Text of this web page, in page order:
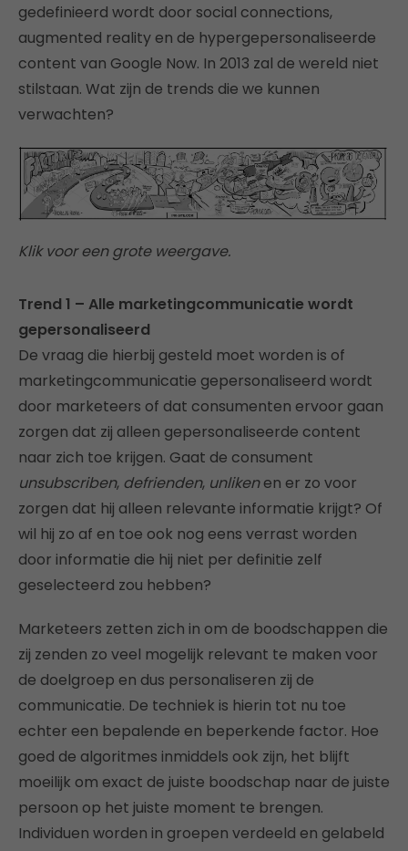
gedefinieerd wordt door social connections,
augmented reality en de hypergepersonaliseerde
content van Google Now. In 2013 zal de wereld niet
stilstaan. Wat zijn de trends die we kunnen
verwachten?
Klik voor een grote weergave.
Trend 1 – Alle marketingcommunicatie wordt
gepersonaliseerd
De vraag die hierbij gesteld moet worden is of
marketingcommunicatie gepersonaliseerd wordt
door marketeers of dat consumenten ervoor gaan
zorgen dat zij alleen gepersonaliseerde content
naar zich toe krijgen. Gaat de consument
unsubscriben, defrienden, unlikenen er zo voor
zorgen dat hij alleen relevante informatie krijgt? Of
wil hij zo af en toe ook nog eens verrast worden
door informatie die hij niet per definitie zelf
geselecteerd zou hebben?
Marketeers zetten zich in om de boodschappen die
zij zenden zo veel mogelijk relevant te maken voor
de doelgroep en dus personaliseren zij de
communicatie. De techniek is hierin tot nu toe
echter een bepalende en beperkende factor. Hoe
goed de algoritmes inmiddels ook zijn, het blijft
moeilijk om exact de juiste boodschap naar de juiste
persoon op het juiste moment te brengen.
Individuen worden in groepen verdeeld en gelabeld